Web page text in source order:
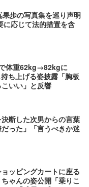
歩の写真集を巡り声明
に応じて法的措置を含
体重62kg→82kgに
ち上げる姿披露「胸板
いい」と反響
断した次男からの言葉
だった」「言うべきか迷
ッピングカートに座る
ゃんの姿公開「乗りこ